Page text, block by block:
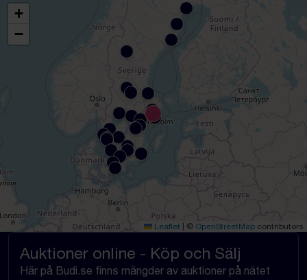
+
−
Leaflet © OpenStreetMap contributors
Auktioner online - Köp och Sälj
Här på Budi.se finns mängder av auktioner på nätet